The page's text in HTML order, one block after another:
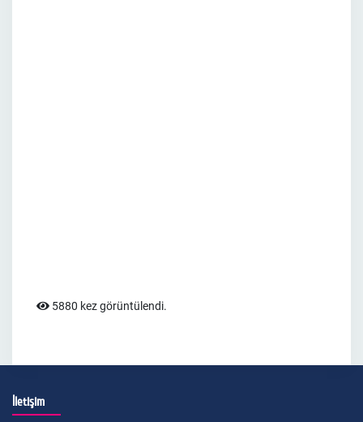
5880 kez görüntülendi.
İletişim